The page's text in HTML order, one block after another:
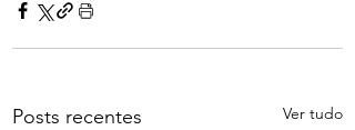
Posts recentes Ver tudo